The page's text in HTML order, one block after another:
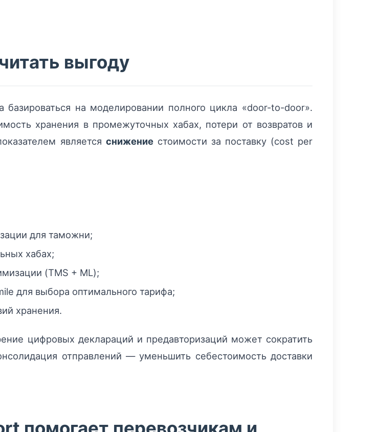
выгоду
на моделировании полного цикла «door-to-door».
хранения в промежуточных хабах, потери от возвратов и
является снижениестоимости за поставку (cost per
для таможни;
хабах;
(TMS + ML);
для выбора оптимального тарифа;
хранения.
цифровых деклараций и предавторизаций может сократить
отправлений — уменьшить себестоимость доставки